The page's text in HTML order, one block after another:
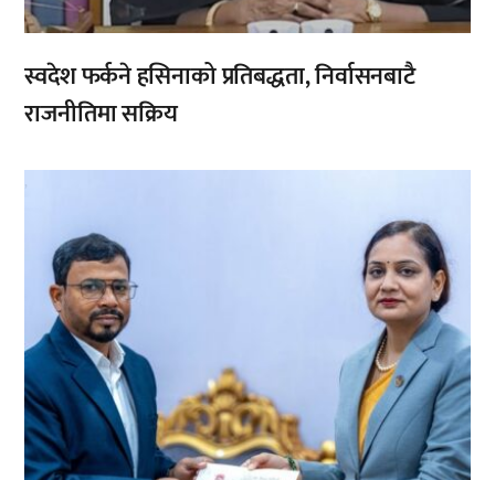
स्वदेश फर्कने हसिनाको प्रतिबद्धता, निर्वासनबाटै
राजनीतिमा सक्रिय
,